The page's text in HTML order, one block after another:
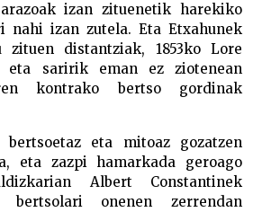
izan zituenetik harekiko
nahi izan zutela. Eta Etxahunek
distantziak, 1853ko Lore
eta saririk eman ez ziotenean
kontrako bertso gordinak
eta mitoaz gozatzen
eta zazpi hamarkada geroago
Albert Constantinek
bertsolari onenen zerrendan